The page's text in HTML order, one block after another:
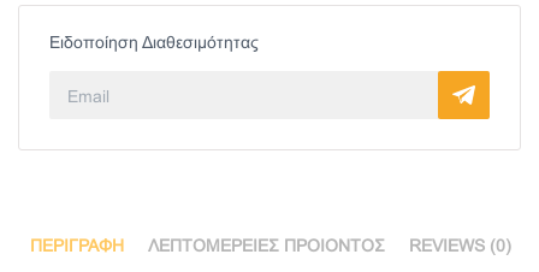
Ειδοποίηση Διαθεσιμότητας
ΠΕΡΙΓΡΑΦΉ ΛΕΠΤΟΜΈΡΕΙΕΣ ΠΡΟΙΌΝΤΟΣ REVIEWS (0)